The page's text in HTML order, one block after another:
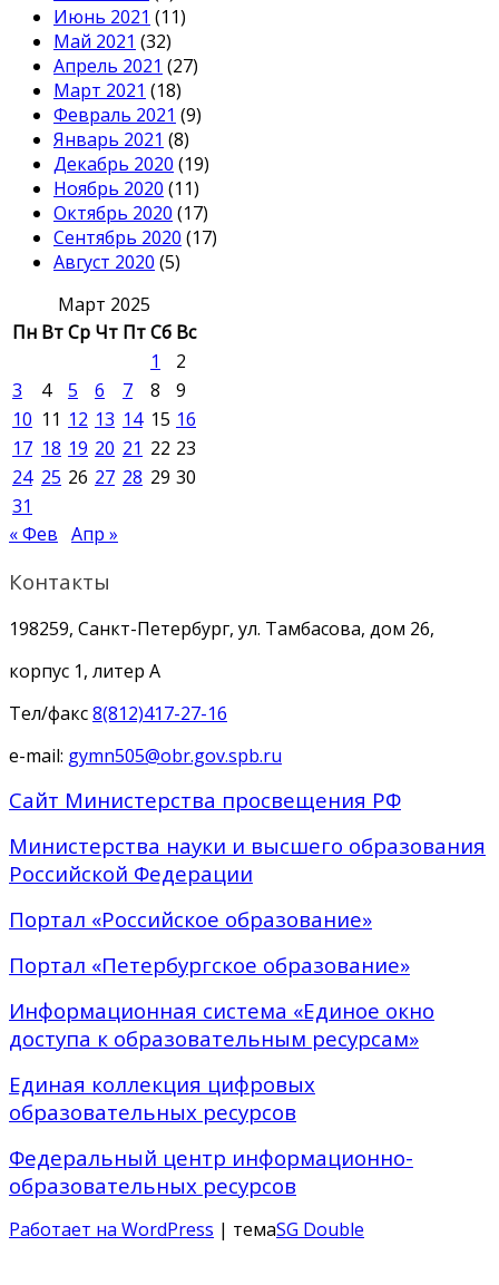
Июнь 2021 (11)
Май 2021 (32)
Апрель 2021 (27)
Март 2021 (18)
Февраль 2021 (9)
Январь 2021 (8)
Декабрь 2020 (19)
Ноябрь 2020 (11)
Октябрь 2020 (17)
Сентябрь 2020 (17)
Август 2020 (5)
Март 2025
Пн ВтСр Чт ПтСб Вс
1
2
3
4 5 6 7 8
9
10 11 12 13 14 15 16
17 18 19 20 21 22 23
24 25 26 27 28 29 30
31
« Фев Апр »
Контакты
198259, Санкт-Петербург, ул. Тамбасова, дом 26,
корпус 1, литер А
Тел/факс8(812)417-27-16
e-mail: gymn505@obr.gov.spb.ru
Сайт Министерства просвещения РФ
Министерства науки и высшего образования
Российской Федерации
Портал «Российское образование»
Портал «Петербургское образование»
Информационная система «Единое окно
доступа к образовательным ресурсам»
Единая коллекция цифровых
образовательных ресурсов
Федеральный центр информационно-
образовательных ресурсов
Работает на WordPress | темаSG Double